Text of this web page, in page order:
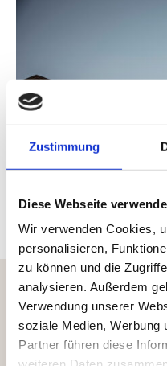
Zustimmung
Diese Webseite
Wir verwenden Cookies,
personalisieren,
zu können und die
analysieren. Außerdem
Verwendung unserer
soziale Medien, Werbung
Partner führen diese
Your Travel